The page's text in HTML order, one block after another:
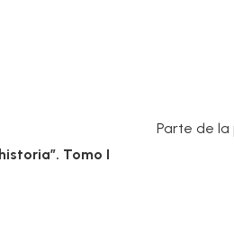
Tomo I
Parte de la